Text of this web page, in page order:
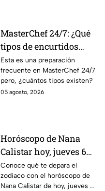
MasterChef 24/7: ¿Qué
tipos de encurtidos
hay?
Esta es una preparación
frecuente en MasterChef 24/7
pero, ¿cuántos tipos existen?
05 agosto, 2026
Horóscopo de Nana
Calistar hoy, jueves 6
de agosto: a estos
signos se les abren las
Conoce qué te depara el
zodiaco con el horóscopo de
Nana Calistar de hoy, jueves 6